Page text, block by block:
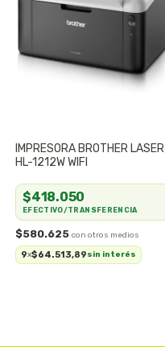
IMPRESORA BROTHER LASER
HL-1212W WIFI
$580.625
9x$64.513,89sin interés
$418.050
EFECTIVO/TRANSFERENCIA